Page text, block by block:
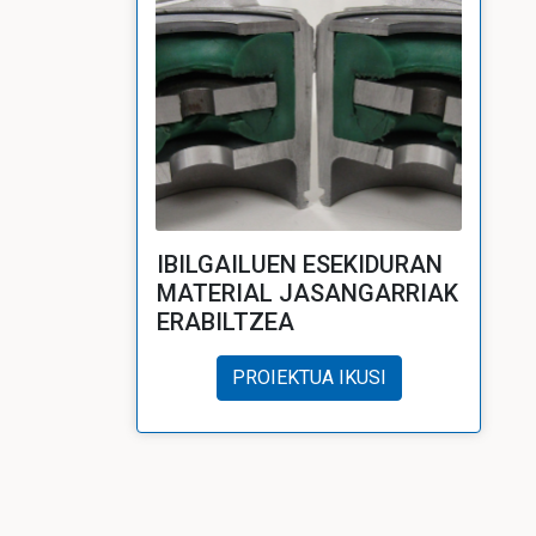
IBILGAILUEN ESEKIDURAN
MATERIAL JASANGARRIAK
ERABILTZEA
PROIEKTUA IKUSI